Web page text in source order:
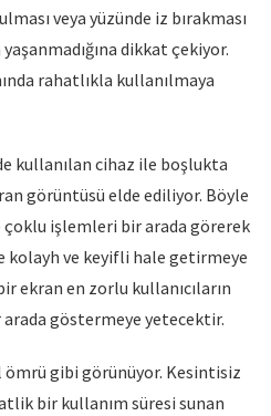
veya yüzünde iz bırakması
dikkat çekiyor.
rahatlıkla kullanılmaya
kullanılan cihaz ile boşlukta
görüntüsü elde ediliyor. Böyle
çoklu işlemleri bir arada görerek
kolayh ve keyifli hale getirmeye
ekran en zorlu kullanıcıların
göstermeye yetecektir.
ömrü gibi görünüyor. Kesintisiz
bir kullanım süresi sunan